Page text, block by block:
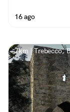
16 ago
7km | Trebecco,